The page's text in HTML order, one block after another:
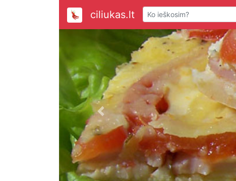
ciliukas.lt
Previous